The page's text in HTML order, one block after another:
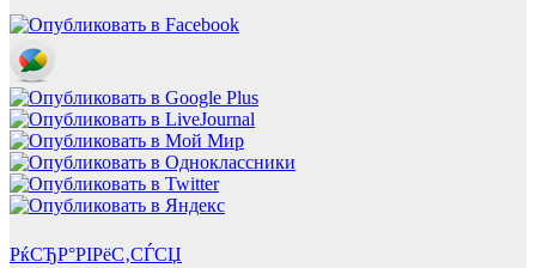
РќСЂР°РІРёС‚СЃСЏ